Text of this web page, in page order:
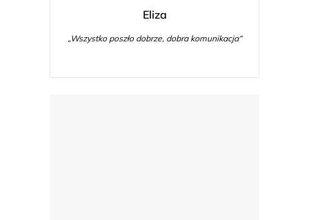
Eliza
„Wszystko poszło dobrze, dobra komunikacja“